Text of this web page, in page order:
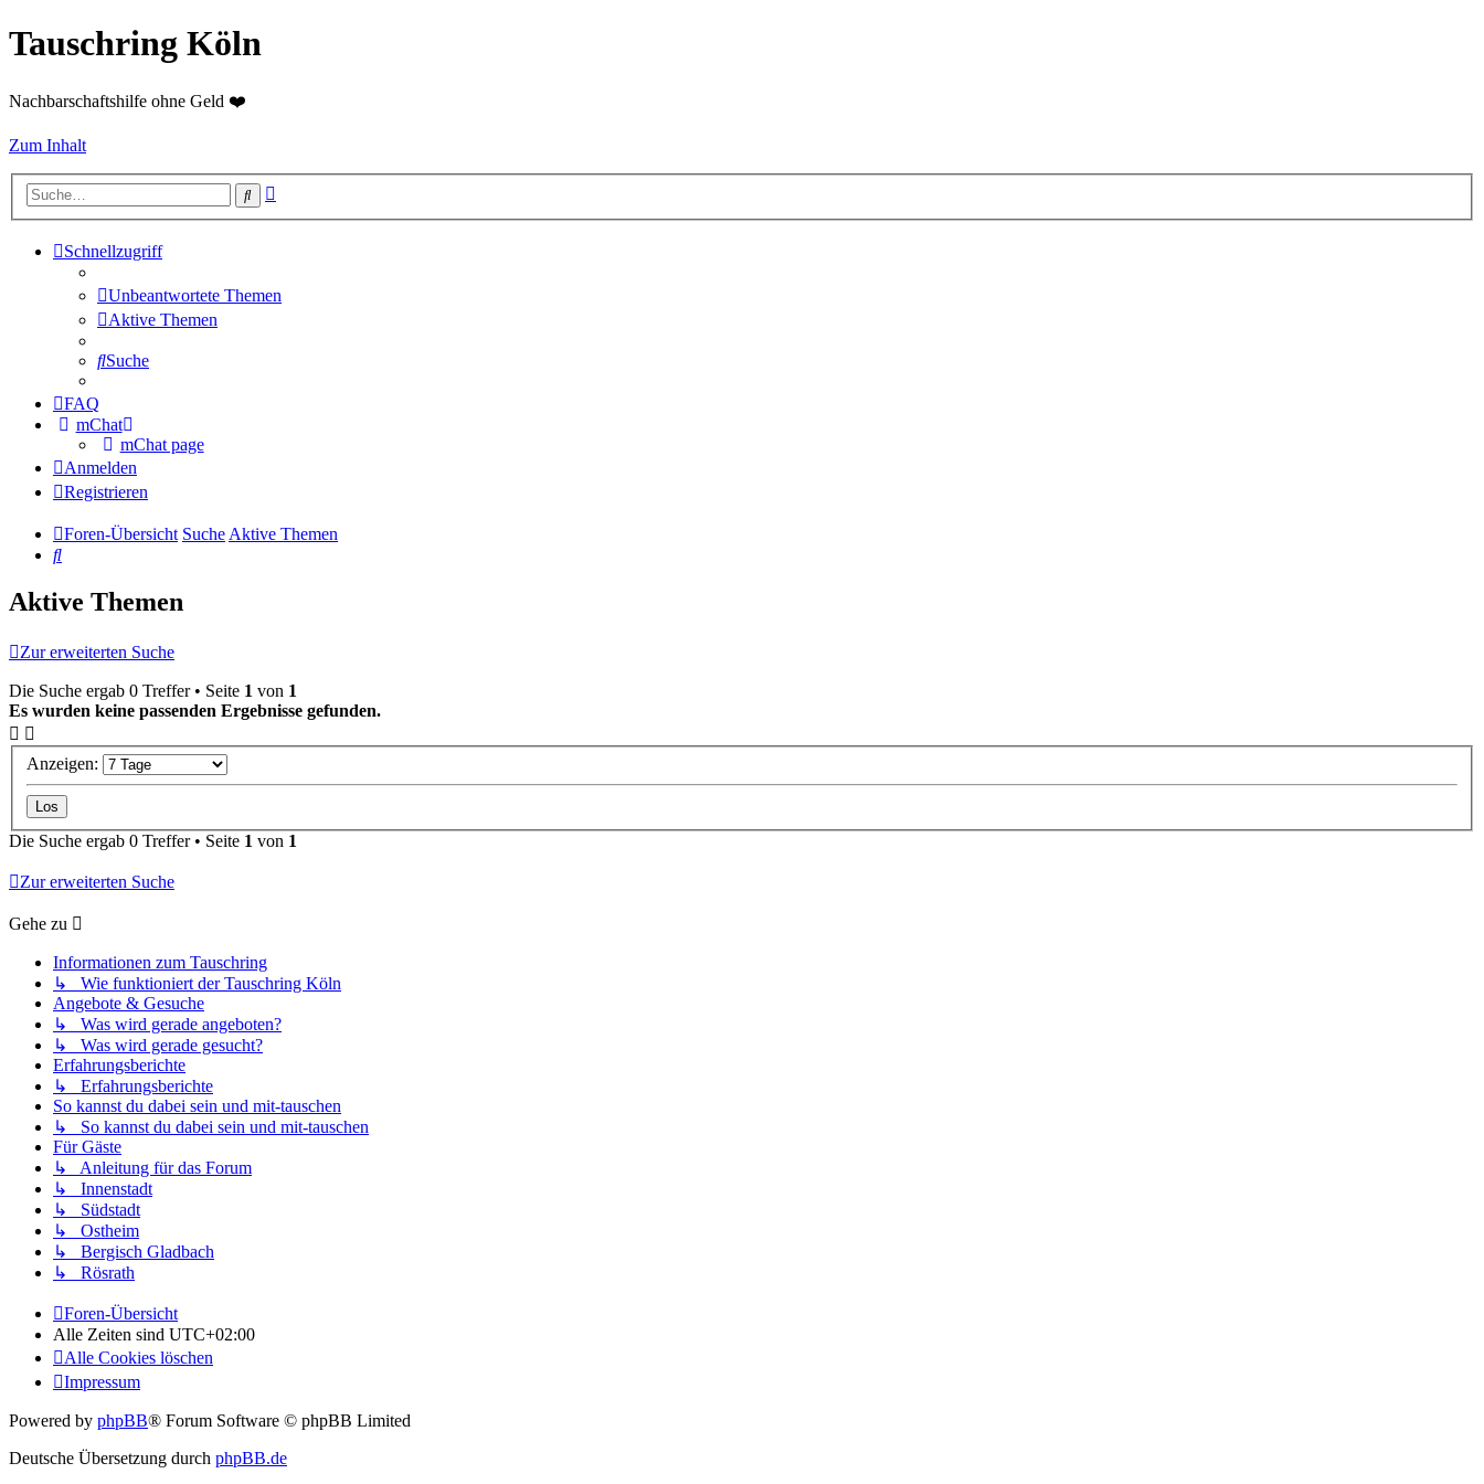
Tauschring Köln
Nachbarschaftshilfe ohne Geld ❤️
Zum Inhalt
Suche
Schnellzugriff
Unbeantwortete Themen
Aktive Themen
Suche
FAQ
mChat
mChat page
Anmelden
Registrieren
Foren-Übersicht SucheAktive Themen
Suche
Aktive Themen
Zur erweiterten Suche
Die Suche ergab 0 Treffer • Seite 1 von 1
Es wurden keine passenden Ergebnisse gefunden.
Anzeigen:
Die Suche ergab 0 Treffer • Seite 1 von 1
Zur erweiterten Suche
Gehe zu
Informationen zum Tauschring
↳ Wie funktioniert der Tauschring Köln
Angebote & Gesuche
↳ Was wird gerade angeboten?
↳ Was wird gerade gesucht?
Erfahrungsberichte
↳ Erfahrungsberichte
So kannst du dabei sein und mit-tauschen
↳ So kannst du dabei sein und mit-tauschen
Für Gäste
↳ Anleitung für das Forum
↳ Innenstadt
↳ Südstadt
↳ Ostheim
↳ Bergisch Gladbach
↳ Rösrath
Foren-Übersicht
Alle Zeiten sind UTC+02:00
Alle Cookies löschen
Impressum
Powered by phpBB® Forum Software © phpBB Limited
Deutsche Übersetzung durch phpBB.de